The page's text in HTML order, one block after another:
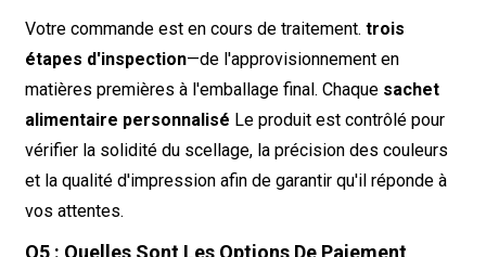
Votre commande est en cours de traitement. trois
étapes d'inspection—de l'approvisionnement en
matières premières à l'emballage final. Chaque sachet
alimentaire personnalisé Le produit est contrôlé pour
vérifier la solidité du scellage, la précision des couleurs
et la qualité d'impression afin de garantir qu'il réponde à
vos attentes.
Q5 : Quelles Sont Les Options De Paiement